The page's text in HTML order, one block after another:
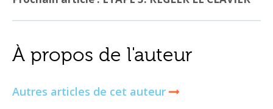
À propos de l'auteur
Autres articles de cet auteur